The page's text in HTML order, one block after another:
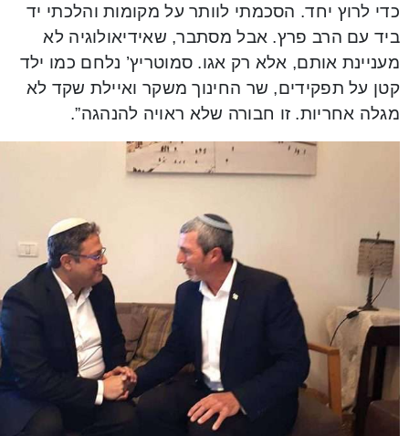
כדי לרוץ יחד. הסכמתי לוותר על מקומות והלכתי יד
ביד עם הרב פרץ. אבל מסתבר, שאידיאולוגיה לא
מעניינת אותם, אלא רק אגו. סמוטריץ’ נלחם כמו ילד
קטן על תפקידים, שר החינוך משקר ואיילת שקד לא
מגלה אחריות. זו חבורה שלא ראויה להנהגה”.